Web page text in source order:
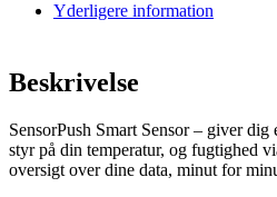
Yderligere information
Beskrivelse
SensorPush Smart Sensor – giver
styr på din temperatur, og fugtighed
oversigt over dine data, minut for